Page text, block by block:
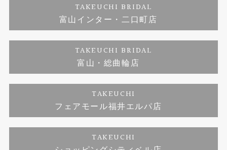
福井指輪工房｜手作り結婚指輪 and 婚約指輪
福井工房｜手作り婚約指輪プロポーズプラン
TAKEUCHI BRIDAL
富山インター・二口町店
TAKEUCHI BRIDAL
富山・総曲輪店
TAKEUCHI
フェアモール福井エルパ店
TAKEUCHI